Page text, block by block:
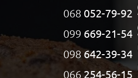
068 052-79-92
099 669-21-54
098 642-39-34
066 254-56-15